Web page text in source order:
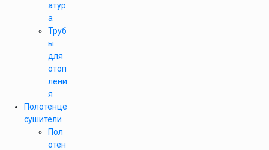
атур
а
Труб
ы
для
отоп
лени
я
Полотенце
сушители
Пол
отен